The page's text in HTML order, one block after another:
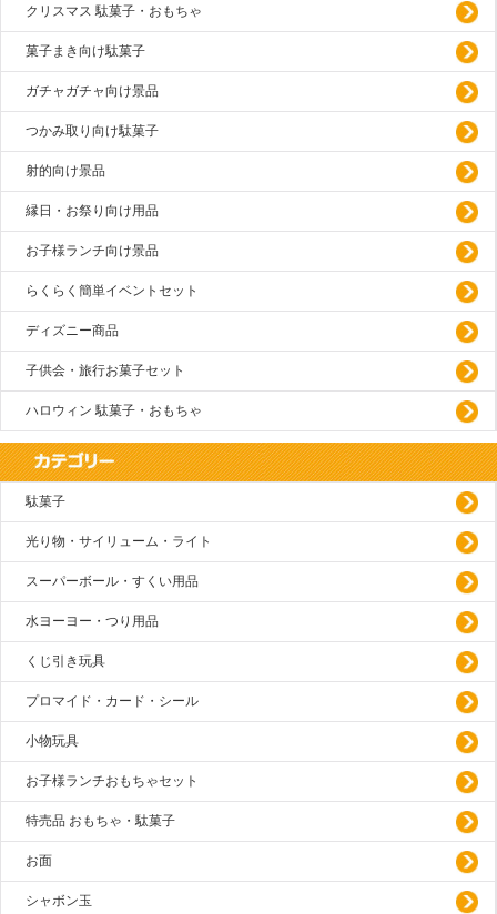
クリスマス 駄菓子・おもちゃ
菓子まき向け駄菓子
ガチャガチャ向け景品
つかみ取り向け駄菓子
射的向け景品
縁日・お祭り向け用品
お子様ランチ向け景品
らくらく簡単イベントセット
ディズニー商品
子供会・旅行お菓子セット
ハロウィン 駄菓子・おもちゃ
駄菓子
光り物・サイリューム・ライト
スーパーボール・すくい用品
水ヨーヨー・つり用品
くじ引き玩具
プロマイド・カード・シール
小物玩具
お子様ランチおもちゃセット
特売品 おもちゃ・駄菓子
お面
シャボン玉